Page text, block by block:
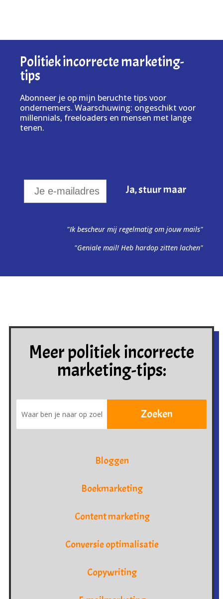
Politiek incorrecte marketing-
tips
Abonneer je op mijn beruchte tips voor
ondernemers. Waarschuwing: ongeschikt voor
millennials, freeloaders en mensen met lange
tenen.
"Ik bescheur mij regelmatig om jouw mails"
"Geniale mail! Heb hardop zitten lachen"
Meer politiek incorrecte
marketing-tips:
Bloggen
Boekmarketing
Content marketing
Conversie optimalisatie
Copywriting